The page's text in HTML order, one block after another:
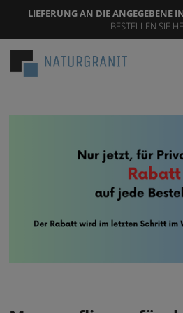
LIEFERUNG AN DIE ANGEGEBENE
BESTELLEN SIE